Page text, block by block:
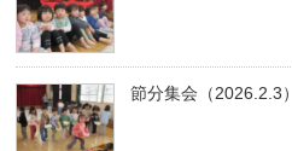
節分集会（2026.2.3）